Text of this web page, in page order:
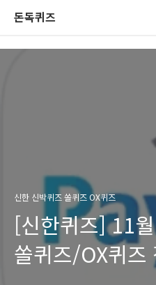
돈독퀴즈
신한 신박퀴즈 쏠퀴즈 OX퀴즈
[신한퀴즈] 11
쏠퀴즈/OX퀴즈